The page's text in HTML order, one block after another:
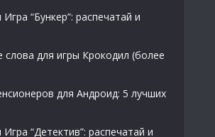
“Бункер”: распечатай и
слова для игры Крокодил (более
для Андроид: 5 лучших
“Детектив”: распечатай и